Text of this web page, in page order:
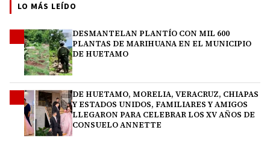
LO MÁS LEÍDO
DESMANTELAN PLANTÍO CON MIL 600
PLANTAS DE MARIHUANA EN EL MUNICIPIO
DE HUETAMO
DE HUETAMO, MORELIA, VERACRUZ, CHIAPAS
Y ESTADOS UNIDOS, FAMILIARES Y AMIGOS
LLEGARON PARA CELEBRAR LOS XV AÑOS DE
CONSUELO ANNETTE